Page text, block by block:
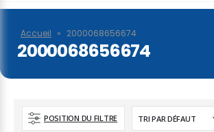
Accueil » 2000068656674
2000068656674
POSITION DU FILTRE